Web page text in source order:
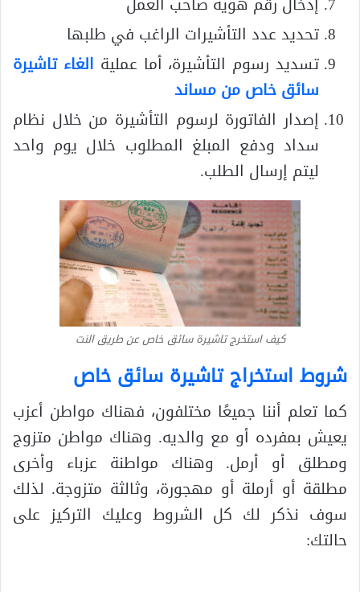
تحديد عدد التأشيرات الراغب في طلبها
تسديد رسوم التأشيرة، أما عملية الغاء تاشيرة
سائق خاص من مساند
إصدار الفاتورة لرسوم التأشيرة من خلال نظام
سداد ودفع المبلغ المطلوب خلال يوم واحد
ليتم إرسال الطلب.
كيف استخرج تاشيرة سائق خاص عن طريق النت
شروط استخراج تاشيرة سائق خاص
كما تعلم أننا جميعًا مختلفون، فهناك مواطن أعزب
يعيش بمفرده أو مع والديه. وهناك مواطن متزوج
ومطلق أو أرمل. وهناك مواطنة عزباء وأخرى
مطلقة أو أرملة أو مهجورة، وثالثة متزوجة. لذلك
سوف نذكر لك كل الشروط وعليك التركيز على
حالتك: